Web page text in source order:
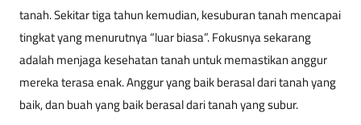
tanah. Sekitar tiga tahun kemudian, kesuburan tanah mencapai
tingkat yang menurutnya “luar biasa”. Fokusnya sekarang
adalah menjaga kesehatan tanah untuk memastikan anggur
mereka terasa enak. Anggur yang baik berasal dari tanah yang
baik, dan buah yang baik berasal dari tanah yang subur.